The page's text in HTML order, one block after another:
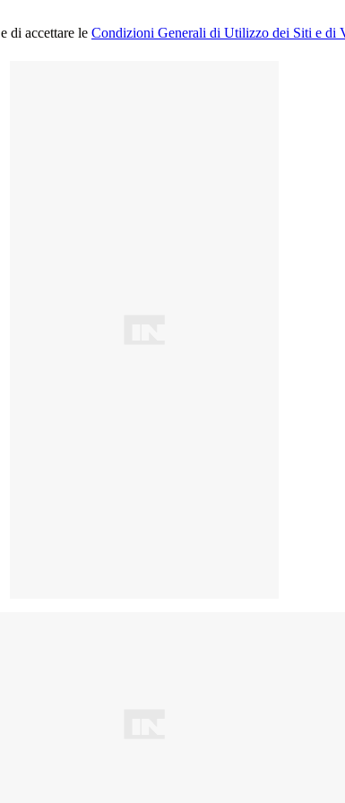
e di accettare le Condizioni Generali di Utilizzo dei Siti e di